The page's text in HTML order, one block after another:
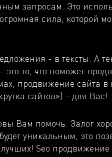
запросам. Это
сила, которой
- в тексты. А
то, что поможет
продвижение сайта в
сайтов») – для Вас!
Вам помочь. Залог
уникальным, это
Seo продвижение